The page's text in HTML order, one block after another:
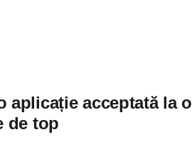
aplicație acceptată la o
de top